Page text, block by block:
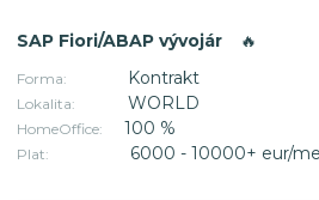
SAP Fiori/ABAP vývojár 🔥
Forma: Kontrakt
Lokalita: WORLD
HomeOffice: 100 %
Plat: 6000 - 10000+ eur/